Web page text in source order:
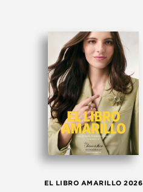
EL LIBRO AMARILLO 2026